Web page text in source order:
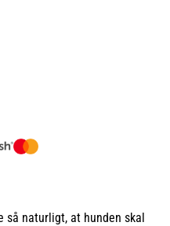
så naturligt, at hunden skal